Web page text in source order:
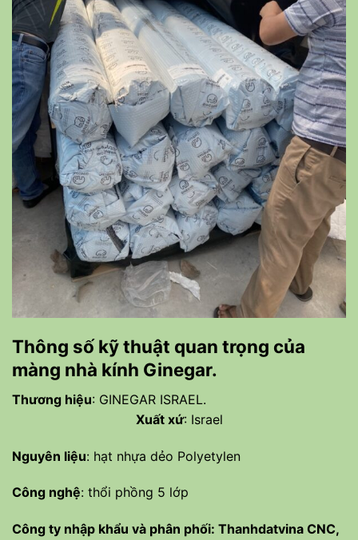
Thông số kỹ thuật quan trọng của
màng nhà kính Ginegar.
Thương hiệu: GINEGAR ISRAEL.
Xuất xứ: Israel
Nguyên liệu: hạt nhựa dẻo Polyetylen
Công nghệ: thổi phồng 5 lớp
Công ty nhập khẩu và phân phối: Thanhdatvina CNC,